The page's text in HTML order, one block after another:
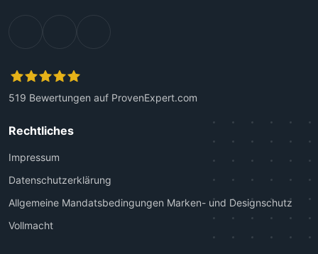
519 Bewertungen auf ProvenExpert.com
Rechtliches
Impressum
Datenschutzerklärung
Allgemeine Mandatsbedingungen Marken- und Designschutz
Vollmacht